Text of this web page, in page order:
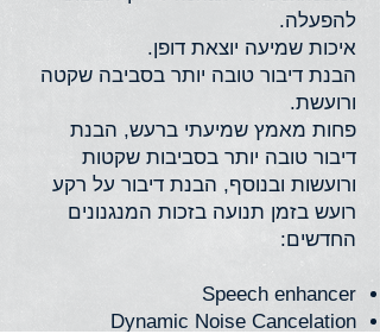
להפעלה.
איכות שמיעה יוצאת דופן.
הבנת דיבור טובה יותר בסביבה שקטה
ורועשת.
פחות מאמץ שמיעתי ברעש, הבנת
דיבור טובה יותר בסביבות שקטות
ורועשות ובנוסף, הבנת דיבור על רקע
רועש בזמן תנועה בזכות המנגנונים
החדשים:
Speech enhancer
Dynamic Noise Cancelation